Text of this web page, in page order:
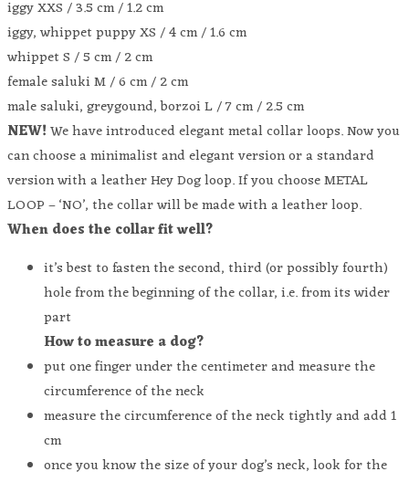
iggy XXS / 3.5 cm / 1.2 cm
iggy, whippet puppy XS / 4 cm / 1.6 cm
whippet S / 5 cm / 2 cm
female saluki M / 6 cm / 2 cm
male saluki, greygound, borzoi L / 7 cm / 2.5 cm
NEW!We have introduced elegant metal collar loops. Now you
can choose a minimalist and elegant version or a standard
version with a leather Hey Dog loop. If you choose METAL
LOOP – ‘NO’, the collar will be made with a leather loop.
When does the collar fit well?
it’s best to fasten the second, third (or possibly fourth)
hole from the beginning of the collar, i.e. from its wider
part
How to measure a dog?
put one finger under the centimeter and measure the
circumference of the neck
measure the circumference of the neck tightly and add 1
cm
once you know the size of your dog’s neck, look for the